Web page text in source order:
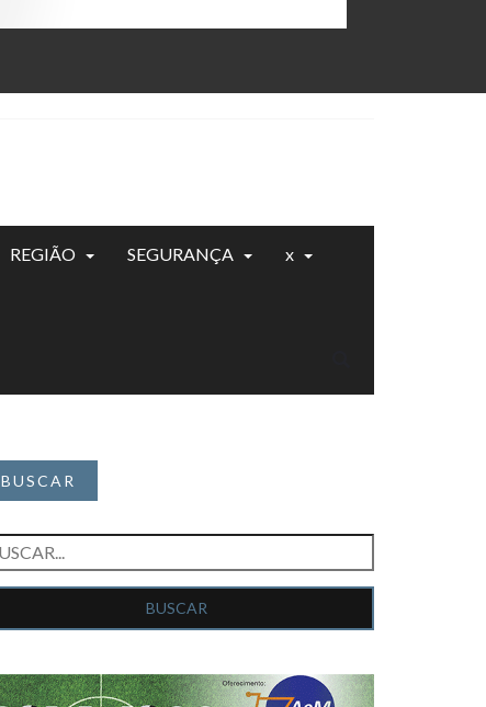
REGIÃO SEGURANÇA x
BUSCAR